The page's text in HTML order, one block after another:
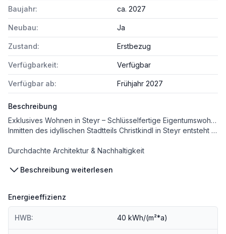
Baujahr: ca. 2027
Neubau: Ja
Zustand: Erstbezug
Verfügbarkeit: Verfügbar
Verfügbar ab: Frühjahr 2027
Beschreibung
Exklusives Wohnen in Steyr – Schlüsselfertige Eigentumswohnung im ersten Obergeschoss in Christkindl
Inmitten des idyllischen Stadtteils Christkindl in Steyr entsteht ein modernes Wohnprojekt, das stilvolles Design mit zeitgemäßer Technik vereint. Bis zum Frühjahr 2027 werden hier sechs Eigentumswohnungen in zwei Baukörpern errichtet – mit Wohnflächen zwischen ca. 53 und 69 m². Jede Einheit bietet eine private Terrasse und die Erdgeschosswohnungen verfügen zusätzlich über einen ca. 125 m² großen Eigengarten.
Durchdachte Architektur & Nachhaltigkeit
Beschreibung weiterlesen
Energieeffizienz
HWB: 40 kWh/(m²*a)